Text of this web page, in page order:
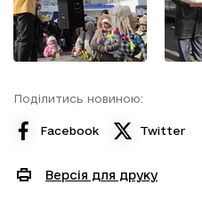
Поділитись новиною:
Facebook Twitter
Версія для друку